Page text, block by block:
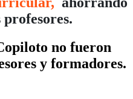
no fueron
y formadores.